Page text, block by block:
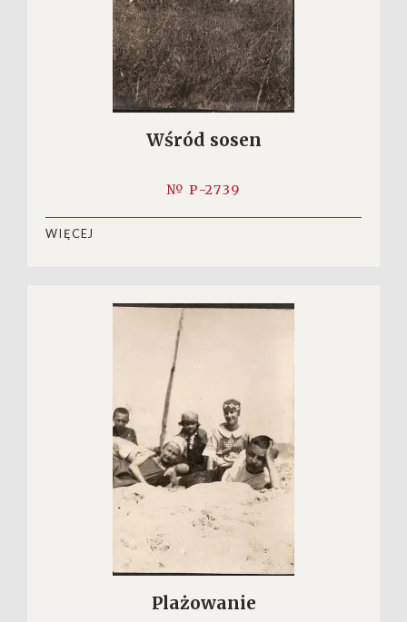
Wśród sosen
№ P-2739
WIĘCEJ
Plażowanie